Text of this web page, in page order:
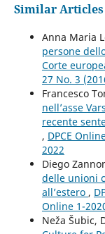
Similar Articles
Anna Maria
persone
Corte
27 No. 3
Francesco
nell’asse
recente
, DPCE
2022
Diego
delle unioni
all’estero ,
Online 1-
Neža Šubic,